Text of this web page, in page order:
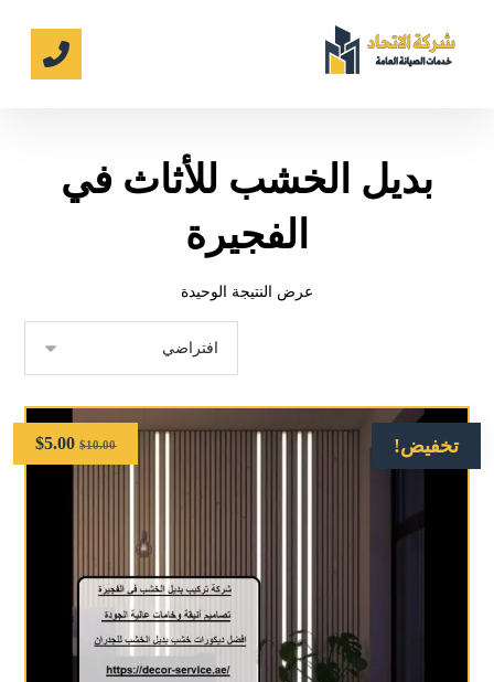
بديل الخشب للأثاث في
الفجيرة
عرض النتيجة الوحيدة
تخفيض! $10.00
$5.00